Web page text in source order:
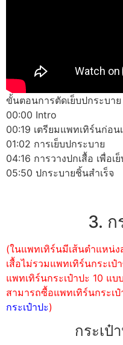
ขั้นตอนการตัดเย็บปกระบาย
00:00 Intro
00:19 เตรียมแพทเทิร์นก่อน
01:02 การเย็บปกระบาย
04:16 การวางปกเสื้อ เพื่อเ
05:50 ปกระบายชิ้นสำเร็จ
3. ก
(ในแพทเทิร์นมีเส้นตำแหน่
เสื้อไม่รวมแพทเทิร์นกระเ
แพทเทิร์นกระเป๋าปะ 10 แ
สามารถซื้อแพทเทิร์นกระเ
กระเป๋าปะ)
กระเป๋